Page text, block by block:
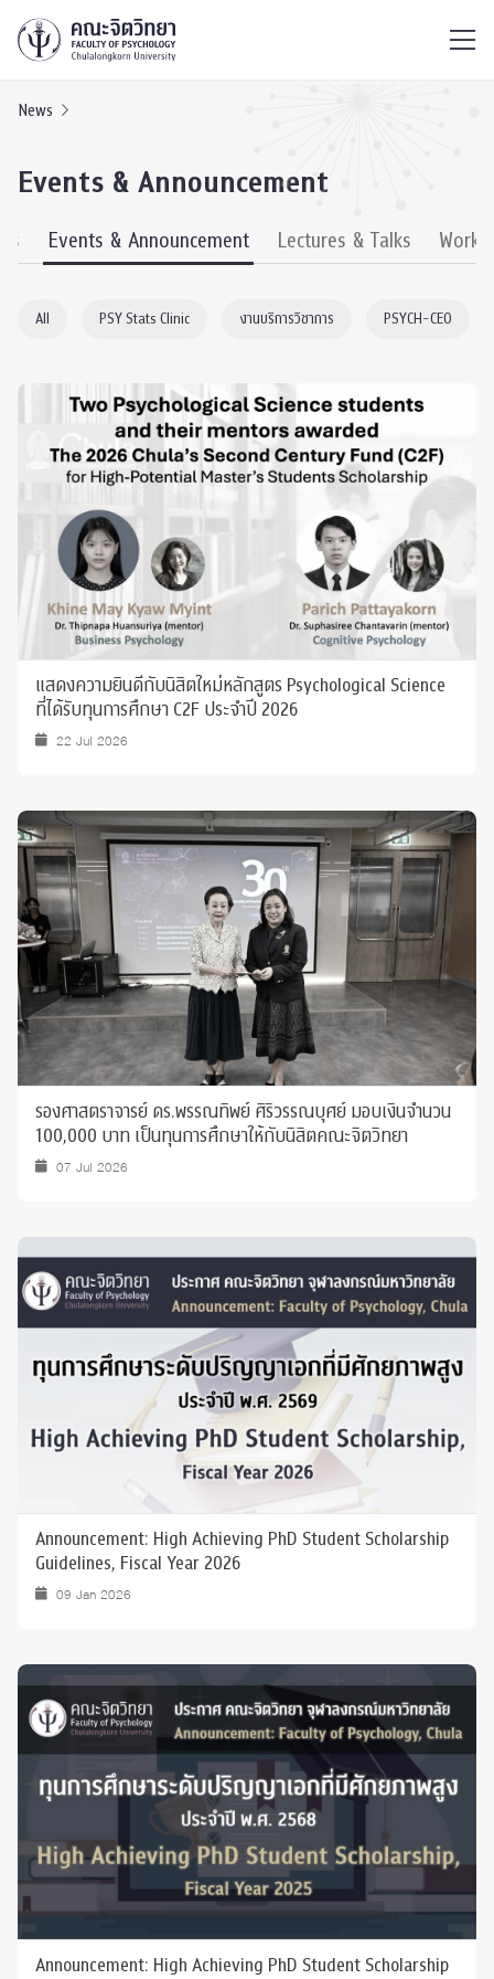
News
Events & Announcement
Events & Announcement Lectures & Talks
All PSY Stats Clinic งานบริการวิชาการ PSYCH-CEO
แสดงความยินดีกับนิสิตใหม่หลักสูตร Psychological Science
ที่ได้รับทุนการศึกษา C2F ประจำปี 2026
22 Jul 2026
รองศาสตราจารย์ ดร.พรรณทิพย์ ศิริวรรณบุศย์ มอบเงินจำนวน
100,000 บาท เป็นทุนการศึกษาให้กับนิสิตคณะจิตวิทยา
07 Jul 2026
Announcement: High Achieving PhD Student Scholarship
Guidelines, Fiscal Year 2026
09 Jan 2026
Announcement: High Achieving PhD Student Scholarship